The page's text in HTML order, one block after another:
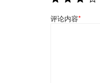
评论内容*